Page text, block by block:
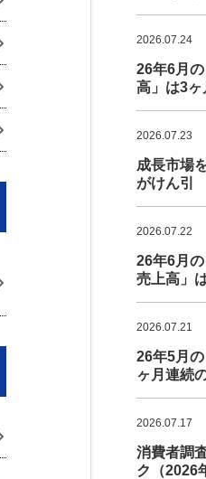
2026.07.24
26年6月
高」は3ヶ
2026.07.23
成長市場
がけん引
2026.07.22
26年6月
売上高」
2026.07.21
26年5月
ヶ月連続
2026.07.17
消費者調
ク（2026